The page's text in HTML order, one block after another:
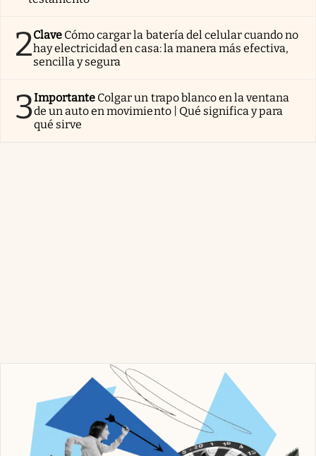
2Clave Cómo cargar la batería del celular cuando no
hay electricidad en casa: la manera más efectiva,
sencilla y segura
3Importante Colgar un trapo blanco en la ventana
de un auto en movimiento | Qué significa y para
qué sirve